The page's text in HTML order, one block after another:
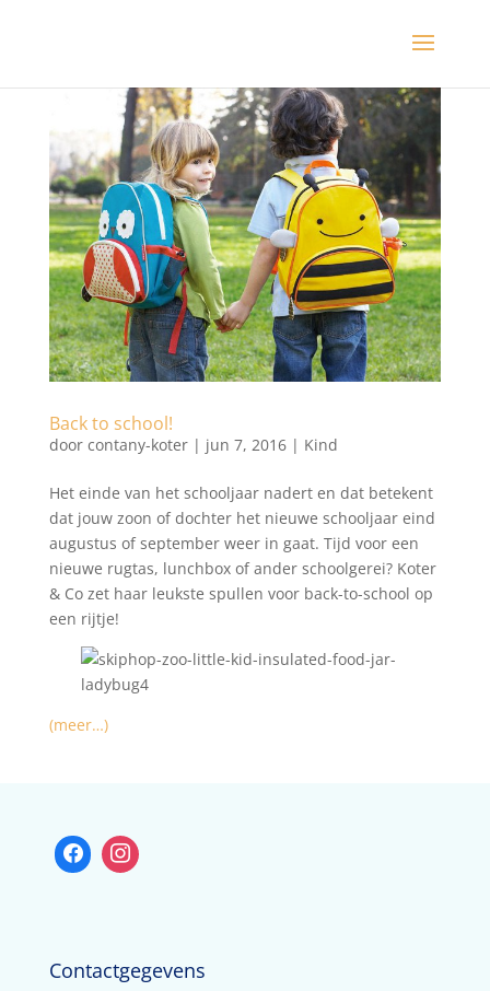
Back to school!
door contany-koter| jun 7, 2016| Kind
Het einde van het schooljaar nadert en dat betekent
dat jouw zoon of dochter het nieuwe schooljaar eind
augustus of september weer in gaat. Tijd voor een
nieuwe rugtas, lunchbox of ander schoolgerei? Koter
& Co zet haar leukste spullen voor back-to-school op
een rijtje!
(meer…)
Contactgegevens